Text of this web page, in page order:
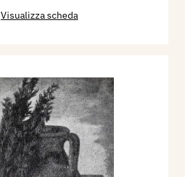
Visualizza scheda